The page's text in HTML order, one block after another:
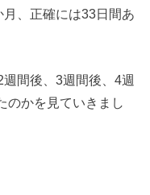
、正確には33日間あ
間後、3週間後、4週
のかを見ていきまし